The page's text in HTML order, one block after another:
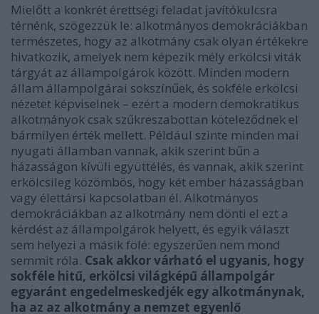
Mielőtt a konkrét érettségi feladat javítókulcsra
térnénk, szögezzük le: alkotmányos demokráciákban
természetes, hogy az alkotmány csak olyan értékekre
hivatkozik, amelyek nem képezik mély erkölcsi viták
tárgyát az állampolgárok között. Minden modern
állam állampolgárai sokszínűek, és sokféle erkölcsi
nézetet képviselnek – ezért a modern demokratikus
alkotmányok csak szűkreszabottan köteleződnek el
bármilyen érték mellett. Például szinte minden mai
nyugati államban vannak, akik szerint bűn a
házasságon kívüli együttélés, és vannak, akik szerint
erkölcsileg közömbös, hogy két ember házasságban
vagy élettársi kapcsolatban él. Alkotmányos
demokráciákban az alkotmány nem dönti el ezt a
kérdést az állampolgárok helyett, és egyik választ
sem helyezi a másik fölé: egyszerűen nem mond
semmit róla. Csak akkor várható el ugyanis, hogy
sokféle hitű, erkölcsi világképű állampolgár
egyaránt engedelmeskedjék egy alkotmánynak,
ha az az alkotmány a nemzet egyenlő